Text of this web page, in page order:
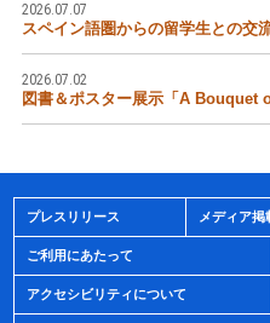
2026.07.07
スペイン語圏からの留学生との交
2026.07.02
図書＆ポスター展示「A Bouquet
プレスリリース メディア掲
ご利用にあたって
アクセシビリティについて